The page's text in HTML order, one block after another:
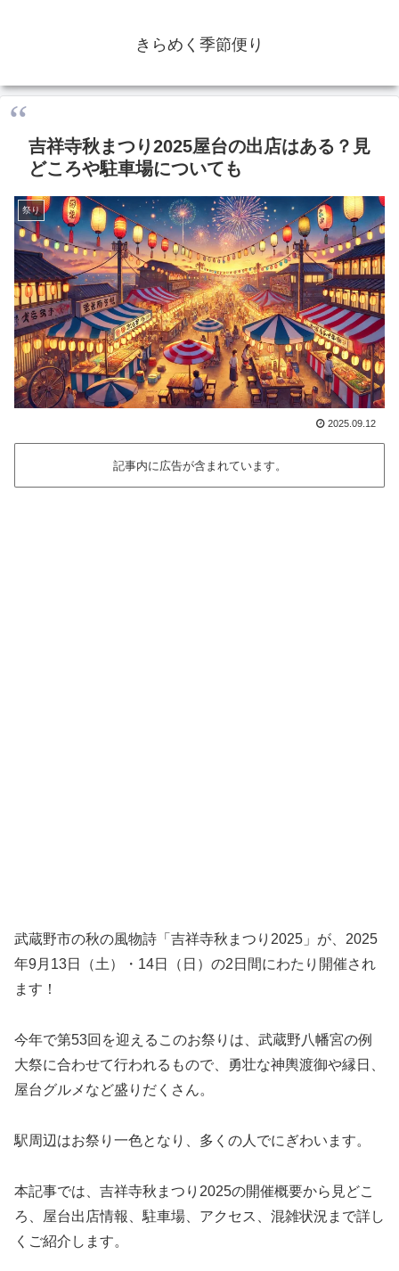
きらめく季節便り
吉祥寺秋まつり2025屋台の出店はある？見
どころや駐車場についても
祭り
2025.09.12
記事内に広告が含まれています。
武蔵野市の秋の風物詩「吉祥寺秋まつり2025」が、2025
年9月13日（土）・14日（日）の2日間にわたり開催され
ます！
今年で第53回を迎えるこのお祭りは、武蔵野八幡宮の例
大祭に合わせて行われるもので、勇壮な神輿渡御や縁日、
屋台グルメなど盛りだくさん。
駅周辺はお祭り一色となり、多くの人でにぎわいます。
本記事では、吉祥寺秋まつり2025の開催概要から見どこ
ろ、屋台出店情報、駐車場、アクセス、混雑状況まで詳し
くご紹介します。